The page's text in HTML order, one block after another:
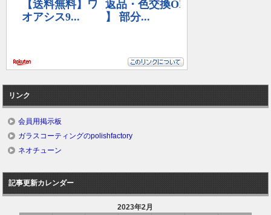
リンク
会員用掲示板
ガラスコーティングのpolishfactory
ネオチューン
記事更新カレンダー
2023年2月